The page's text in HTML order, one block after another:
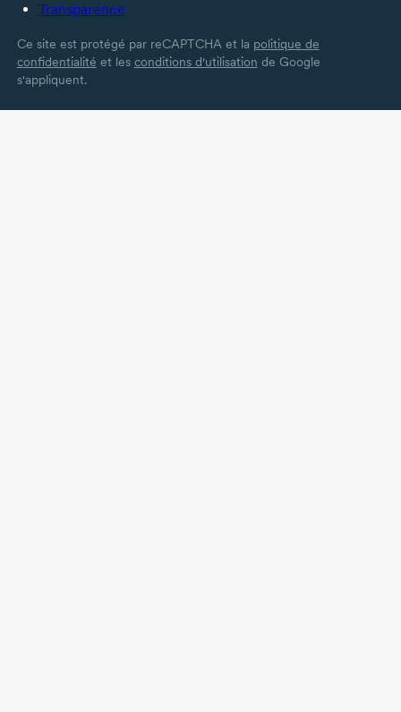
Transparence
Ce site est protégé par reCAPTCHA et la politique de
confidentialité et les conditions d'utilisation de Google
s'appliquent.